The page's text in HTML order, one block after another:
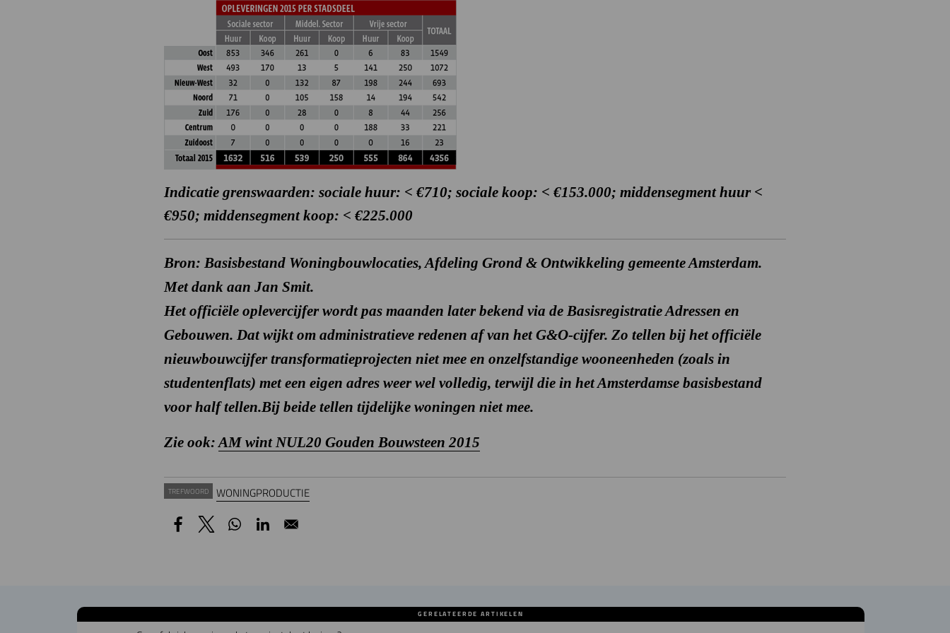
Indicatie grenswaarden: sociale huur: < €710; sociale koop: < €153.000; middensegment huur <
€950; middensegment koop: < €225.000
Bron: Basisbestand Woningbouwlocaties, Afdeling Grond & Ontwikkeling gemeente Amsterdam.
Met dank aan Jan Smit.
Het officiële oplevercijfer wordt pas maanden later bekend via de Basisregistratie Adressen en
Gebouwen. Dat wijkt om administratieve redenen af van het G&O-cijfer. Zo tellen bij het officiële
nieuwbouwcijfer transformatieprojecten niet mee en onzelfstandige wooneenheden (zoals in
studentenflats) met een eigen adres weer wel volledig, terwijl die in het Amsterdamse basisbestand
voor half tellen.Bij beide tellen tijdelijke woningen niet mee.
Zie ook: AM wint NUL20 Gouden Bouwsteen 2015
TREFWOORD WONINGPRODUCTIE
GERELATEERDE ARTIKELEN